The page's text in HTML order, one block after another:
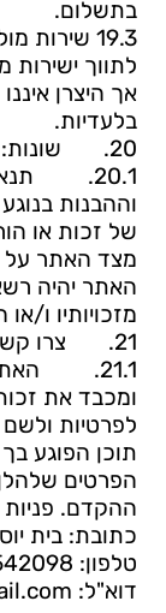
בתשלום.
19.3
לתווך ישירות
אך היצרן
בלעדיות.
20.
שונות:
20.1.
וההבנות
של זכות או
מצד האתר על
האתר יהיה
מזכויותיו ו/
21.
צרו
21.1.
ומכבד את
לפרטיות
תוכן הפוגע
הפרטים
ההקדם. פניות
כתובת: בית יוסף 13/15,
טלפון:
דוא"ל: